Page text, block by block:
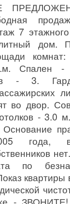
7
дом.
Спален
- 3.
во двор.
- 3.0
года,
по